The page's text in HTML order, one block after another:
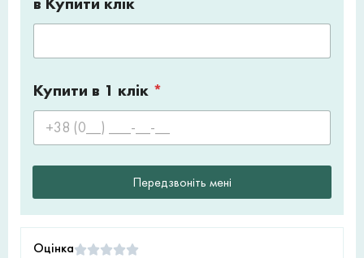
Купити в 1 клік *
Передзвоніть мені
Оцінка